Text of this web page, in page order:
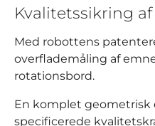
Kvalitetssikring
Med robottens
overflademåling af
rotationsbord.
En komplet geometrisk
specificerede